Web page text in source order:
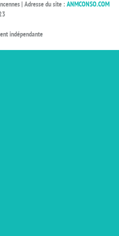
| Adresse du site : ANMCONSO.COM
indépendante